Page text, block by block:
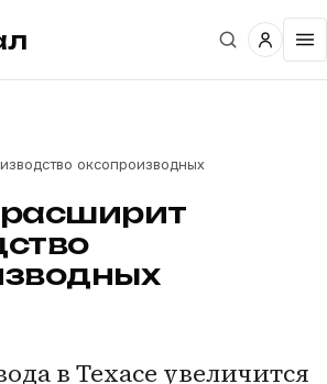
оксопроизводных
в Техасе увеличится